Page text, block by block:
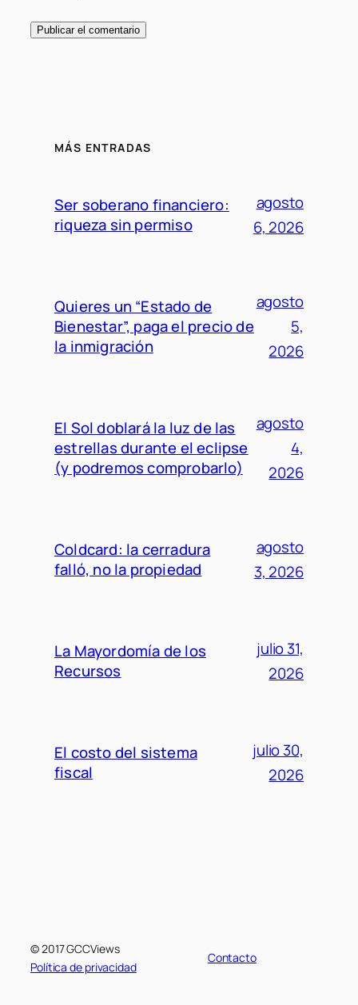
MÁS ENTRADAS
Ser soberano financiero:
riqueza sin permiso
agosto
6, 2026
Quieres un “Estado de
Bienestar”, paga el precio de
la inmigración
agosto
5,
2026
El Sol doblará la luz de las
estrellas durante el eclipse
(y podremos comprobarlo)
agosto
4,
2026
Coldcard: la cerradura
falló, no la propiedad
agosto
3, 2026
La Mayordomía de los
Recursos
julio 31,
2026
El costo del sistema
fiscal
julio 30,
2026
© 2017 GCCViews
Política de privacidad
Contacto